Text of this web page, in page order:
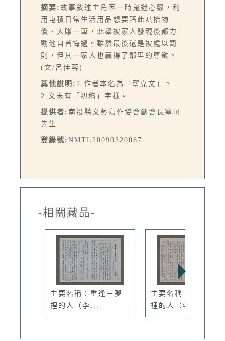
摘要: 故事敘述主角因一時鬼迷心竅，利
用屯積日常生活用品想要藉此哄抬物
價、大賺一筆，此舉被家人發現後都力
勸他自首悔過。雖然最後還是被處以罰
則，但其一家人也贏得了鄰里的尊敬。
(文/呂佳蓉)
其他說明: 1.作者本名為「寧克文」。
2.文末有「初稿」字樣。
提供者: 南投縣文藝寫作協會創會長寧可
先生
登錄號: NMTL20090320067
-相關藏品-
主要名稱：重逢－夢
裡的人（李...
主要名稱：重逢－夢
裡的人（李...